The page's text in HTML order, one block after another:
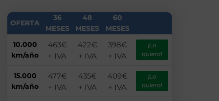
OFERTA
36
MESES
48
MESES
60
MESES
10.000
km/año
463€
+ IVA
422€
+ IVA
398€
+ IVA
¡Lo
quiero!
15.000
km/año
477€
+ IVA
435€
+ IVA
409€
+ IVA
¡Lo
quiero!